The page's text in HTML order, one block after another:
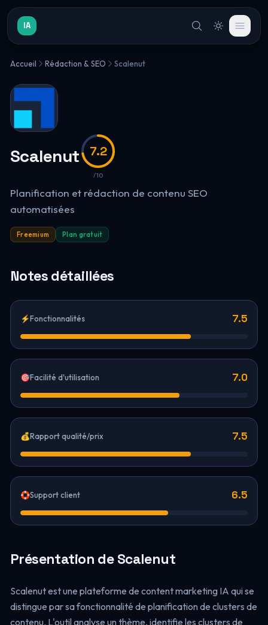
IA
Accueil Rédaction & SEO Scalenut
Scalenut 7.2
/10
Planification et rédaction de contenu SEO
automatisées
Freemium Plan gratuit
Notes détaillées
⚡Fonctionnalités 7.5
🎯Facilité d'utilisation 7.0
💰Rapport qualité/prix 7.5
🛟Support client 6.5
Présentation de Scalenut
Scalenut est une plateforme de content marketing IA qui se
distingue par sa fonctionnalité de planification de clusters de
contenu. L'outil analyse un thème, identifie les clusters de